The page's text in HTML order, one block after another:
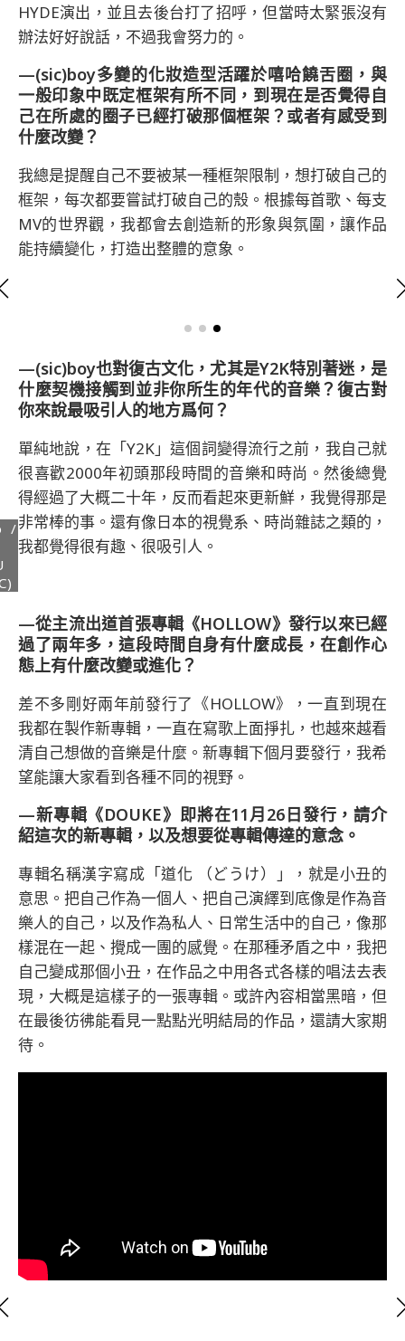
HYDE演出，並且去後台打了招呼，但當時太緊張沒有
辦法好好說話，不過我會努力的。
—(sic)boy多變的化妝造型活躍於嘻哈饒舌圈，與
一般印象中既定框架有所不同，到現在是否覺得自
己在所處的圈子已經打破那個框架？或者有感受到
什麼改變？
我總是提醒自己不要被某一種框架限制，想打破自己的
框架，每次都要嘗試打破自己的殼。根據每首歌、每支
MV的世界觀，我都會去創造新的形象與氛圍，讓作品
能持續變化，打造出整體的意象。
—(sic)boy也對復古文化，尤其是Y2K特別著迷，是
什麼契機接觸到並非你所生的年代的音樂？復古對
你來說最吸引人的地方爲何？
單純地說，在「Y2K」這個詞變得流行之前，我自己就
很喜歡2000年初頭那段時間的音樂和時尚。然後總覺
得經過了大概二十年，反而看起來更新鮮，我覺得那是
非常棒的事。還有像日本的視覺系、時尚雜誌之類的，
我都覺得很有趣、很吸引人。
/
—從主流出道首張專輯《HOLLOW》發行以來已經
過了兩年多，這段時間自身有什麼成長，在創作心
態上有什麼改變或進化？
差不多剛好兩年前發行了《HOLLOW》，一直到現在
我都在製作新專輯，一直在寫歌上面掙扎，也越來越看
清自己想做的音樂是什麼。新專輯下個月要發行，我希
望能讓大家看到各種不同的視野。
—新專輯《DOUKE》即將在11月26日發行，請介
紹這次的新專輯，以及想要從專輯傳達的意念。
專輯名稱漢字寫成「道化 （どうけ）」，就是小丑的
意思。把自己作為一個人、把自己演繹到底像是作為音
樂人的自己，以及作為私人、日常生活中的自己，像那
樣混在一起、攪成一團的感覺。在那種矛盾之中，我把
自己變成那個小丑，在作品之中用各式各樣的唱法去表
現，大概是這樣子的一張專輯。或許內容相當黑暗，但
在最後彷彿能看見一點點光明結局的作品，還請大家期
待。